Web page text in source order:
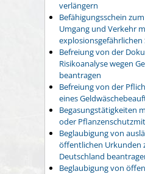
verlängern
Befähigungsschein
Umgang und Verkehr
Befreiung von der
Risikoanalyse wegen
beantragen
Befreiung von der
eines
Begasungstätigkeiten
oder
Beglaubigung von
öffentlichen Urkunden
Deutschland
Beglaubigung von